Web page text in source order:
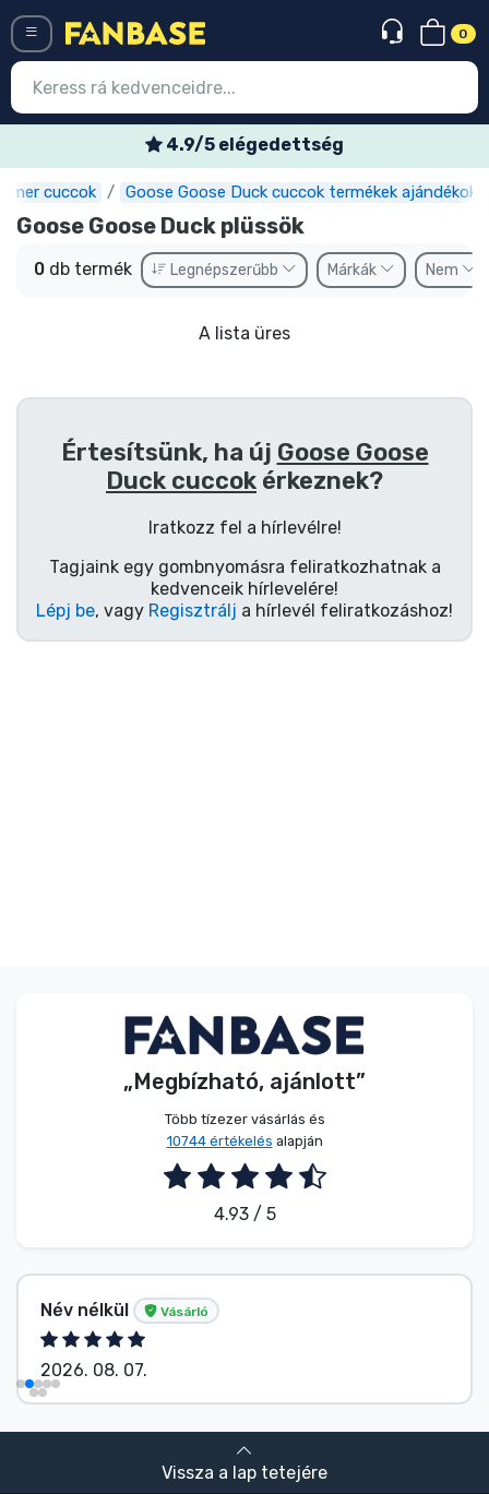
0
4.9/5 elégedettség
cuccok Goose Goose Duck cuccok termékek ajándékok
Goose Goose Duck plüssök
0 db termék Legnépszerűbb Márkák Nem
A lista üres
Értesítsünk, ha új Goose Goose
Duck cuccok érkeznek?
Iratkozz fel a hírlevélre!
Tagjaink egy gombnyomásra feliratkozhatnak a
kedvenceik hírlevelére!
Lépj be, vagy Regisztrálj a hírlevél feliratkozáshoz!
„Megbízható, ajánlott”
Több tízezer vásárlás és
10744 értékelés alapján
4.93 / 5
Név nélkül Vásárló
2026. 08. 07.
Vissza a lap tetejére
Belépés Regisztráció
Legújabb cuccok
Előrendelhető cuccok
Outlet cuccok
Ajándékkártya
Szállítás és fizetés
Sorozatos cuccok
Terméktípusok